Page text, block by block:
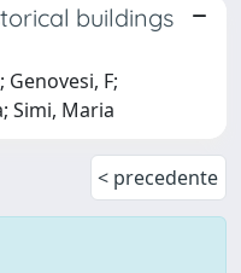
buildings
Genovesi, F;
Simi, Maria
< precedente